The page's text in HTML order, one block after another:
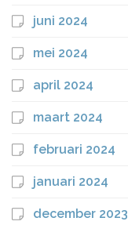
juni 2024
mei 2024
april 2024
maart 2024
februari 2024
januari 2024
december 2023